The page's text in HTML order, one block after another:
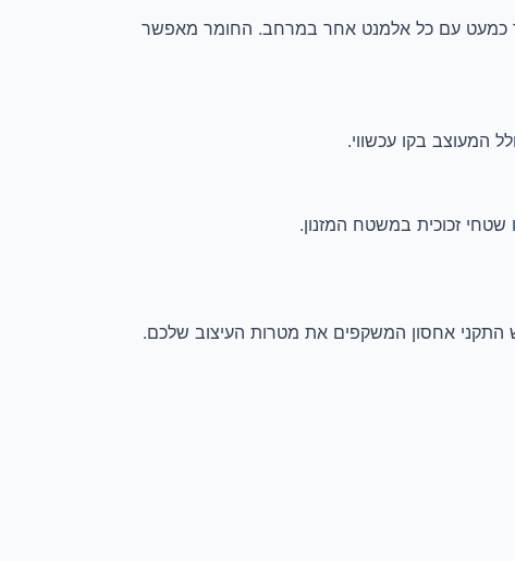
כמעט עם כל אלמנט אחר במרחב. החומר מאפשר
המעוצב בקו עכשווי.
שטחי זכוכית במשטח המזנון.
התקני אחסון המשקפים את מטרות העיצוב שלכם.